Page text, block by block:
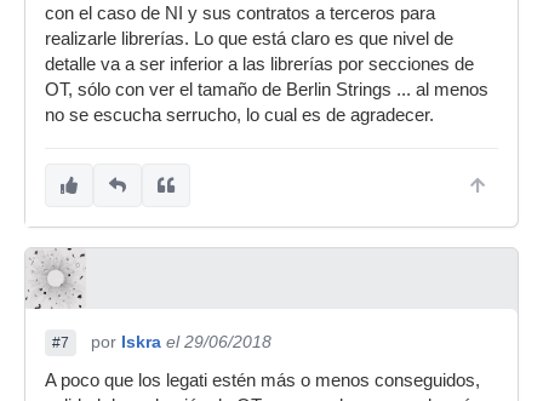
con el caso de NI y sus contratos a terceros para
realizarle librerías. Lo que está claro es que nivel de
detalle va a ser inferior a las librerías por secciones de
OT, sólo con ver el tamaño de Berlin Strings ... al menos
no se escucha serrucho, lo cual es de agradecer.
#7 por Iskra el 29/06/2018
A poco que los legati estén más o menos conseguidos,